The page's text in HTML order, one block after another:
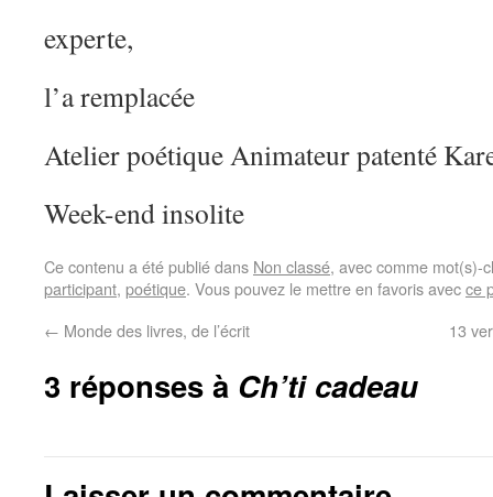
experte,
l’a remplacée
Atelier poétique Animateur patenté
Week-end insolite
Ce contenu a été publié dans Non classé, avec comme mot(s)-
participant, poétique. Vous pouvez le mettre en favoris avecce
← Monde des livres, de l’écrit 13
3 réponses à Ch’ti cadeau